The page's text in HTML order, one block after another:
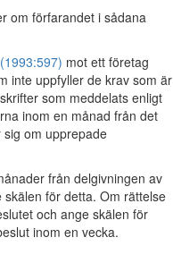
om förfarandet i sådana
mot ett företag
inte uppfyller de krav som är
som meddelats enligt
inom en månad från det
om upprepade
från delgivningen av
för detta. Om rättelse
och ange skälen för
inom en vecka.